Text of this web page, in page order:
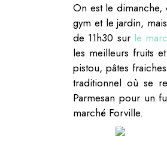
On est le
gym et le jardin,
de 11h30 sur le
les meilleurs fruits
pistou, pâtes
traditionnel où se
Parmesan pour un
marché Forville.